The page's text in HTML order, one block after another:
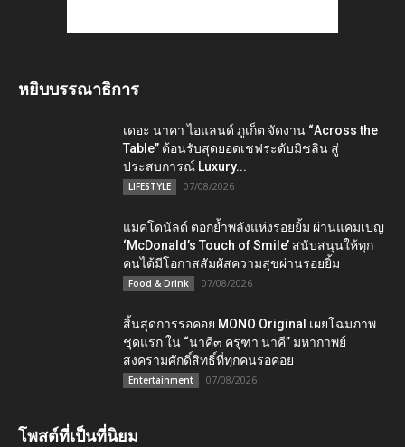
หยิบบรรณาธิการ
เดอะ นาคา ไอแลนด์ ภูเก็ต จัดงาน “Across the
Table” ต้อนรับสุดยอดเชฟระดับมิชลิน สู่
ประสบการณ์ Luxury...
LIFESTYLE 07/08/2026
แมคโดนัลด์ ตอกย้ำพลังแห่งรอยยิ้ม ผ่านแคมเปญ
‘McDonald’s Touch of Smile’ สนับสนุนให้ทุก
คนได้มีโอกาสสัมผัสความสุขผ่านรอยยิ้ม
Food & Drink 07/08/2026
สิ้นสุดการรอคอย MONO Original เผยโฉมภาพ
ชุดแรก ใน “นาคี๓ ครุฑา นาคี” มหากาพย์
สงครามศักดิ์สิทธิ์ที่ทุกคนรอคอย
Entertainment 07/08/2026
โพสต์ที่เป็นที่นิยม